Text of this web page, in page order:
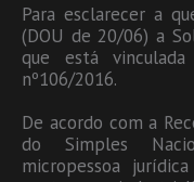
Para esclarecer a
(DOU de 20/06) a
que está
nº106/2016.
De acordo com a
do Simples
micropessoa